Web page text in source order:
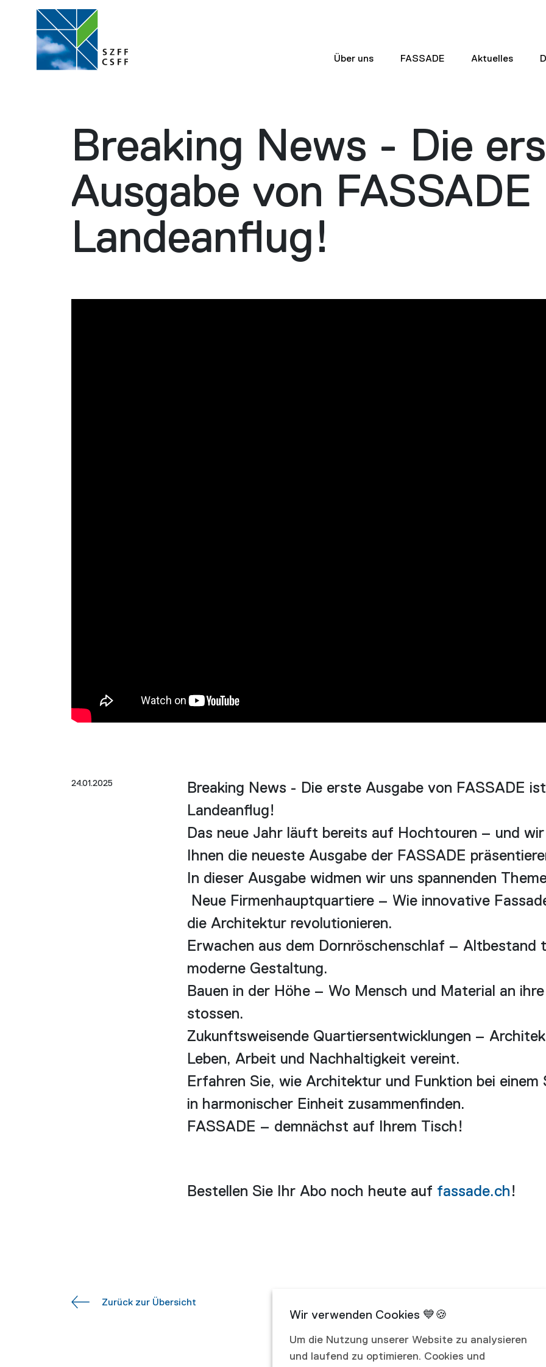
Über uns FASSADE Aktuelles
Breaking News - Die
Ausgabe von
Landeanflug!
24.01.2025
Breaking News - Die erste Ausgabe von FASSADE
Landeanflug!
Das neue Jahr läuft bereits auf Hochtouren – und
Ihnen die neueste Ausgabe der FASSADE
In dieser Ausgabe widmen wir uns spannenden
Neue Firmenhauptquartiere – Wie innovative
die Architektur revolutionieren.
Erwachen aus dem Dornröschenschlaf – Altbestand
moderne Gestaltung.
Bauen in der Höhe – Wo Mensch und Material an
stossen.
Zukunftsweisende Quartiersentwicklungen –
Leben, Arbeit und Nachhaltigkeit vereint.
Erfahren Sie, wie Architektur und Funktion bei einem
in harmonischer Einheit zusammenfinden.
FASSADE – demnächst auf Ihrem Tisch!
Bestellen Sie Ihr Abo noch heute auf fassade.ch!
Zurück zur Übersicht
Um die Nutzung unserer Website zu analysieren
und laufend zu optimieren. Cookies und